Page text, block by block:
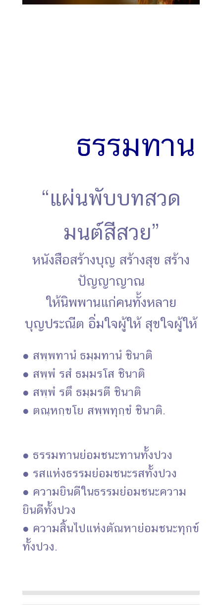
ธรรมทาน
“แผ่นพับบทสวด
มนต์สีสวย”
หนังสือสร้างบุญ สร้างสุข สร้าง
ปัญญาญาณ
ให้นิพพานแก่คนทั้งหลาย
บุญประณีต อิ่มใจผู้ให้ สุขใจผู้ให้
● สพฺพทานํ ธมฺมทานํ ชินาติ
● สพฺพํ รสํ ธมฺมรโส ชินาติ
● สพฺพํ รตึ ธมฺมรตี ชินาติ
● ตณฺหกฺขโย สพฺพทุกฺขํ ชินาติ.
● ธรรมทานย่อมชนะทานทั้งปวง
● รสแห่งธรรมย่อมชนะรสทั้งปวง
● ความยินดีในธรรมย่อมชนะความ
ยินดีทั้งปวง
● ความสิ้นไปแห่งตัณหาย่อมชนะทุกข์
ทั้งปวง.